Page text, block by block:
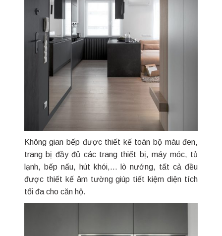
Không gian bếp được thiết kế toàn bộ màu đen,
trang bị đầy đủ các trang thiết bị, máy móc, tủ
lạnh, bếp nấu, hút khói,… lò nướng, tất cả đều
được thiết kế âm tường giúp tiết kiệm diện tích
tối đa cho căn hộ.